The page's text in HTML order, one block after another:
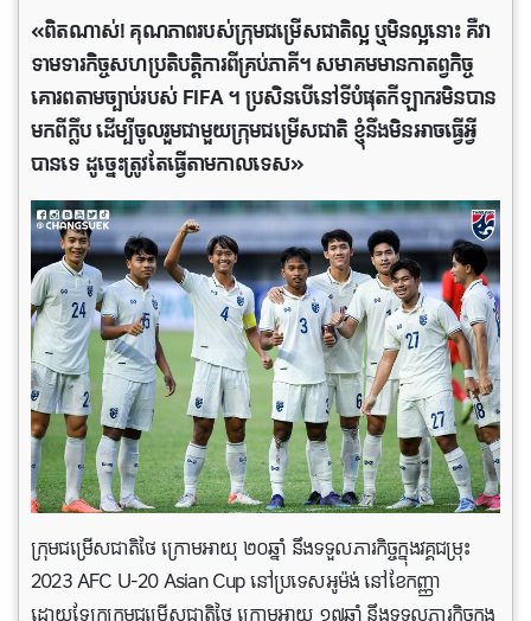
«ពិត​ណាស់! គុណភាពរបស់ក្រុមជម្រើសជាតិល្អ ឬមិនល្អនោះ គឺវា
ទាមទារកិច្ចសហប្រតិបត្តិការពីគ្រប់ភាគី។ សមាគមមានកាតព្វកិច្ច
គោរពតាមច្បាប់របស់ FIFA ។ ប្រសិន​បើ​នៅ​ទី​បំផុត​កីឡាករ​មិន​បាន​
មក​ពី​ក្លឹប ដើម្បីចូលរួមជាមួយក្រុមជម្រើសជាតិ​ ខ្ញុំ​នឹង​មិន​អាច​ធ្វើ​អ្វី​
បាន​ទេ ដូច្នេះត្រូវតែធ្វើតាមកាលទេស»
ក្រុមជម្រើសជាតិថៃ ក្រោមអាយុ ២០ឆ្នាំ នឹងទទួលភារកិច្ចក្នុងវគ្គជម្រុះ
2023 AFC U-20 Asian Cup នៅប្រទេសអូម៉ង់ នៅខែកញ្ញា